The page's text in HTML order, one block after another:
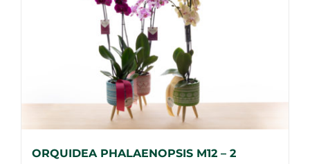
ORQUIDEA PHALAENOPSIS M12 – 2